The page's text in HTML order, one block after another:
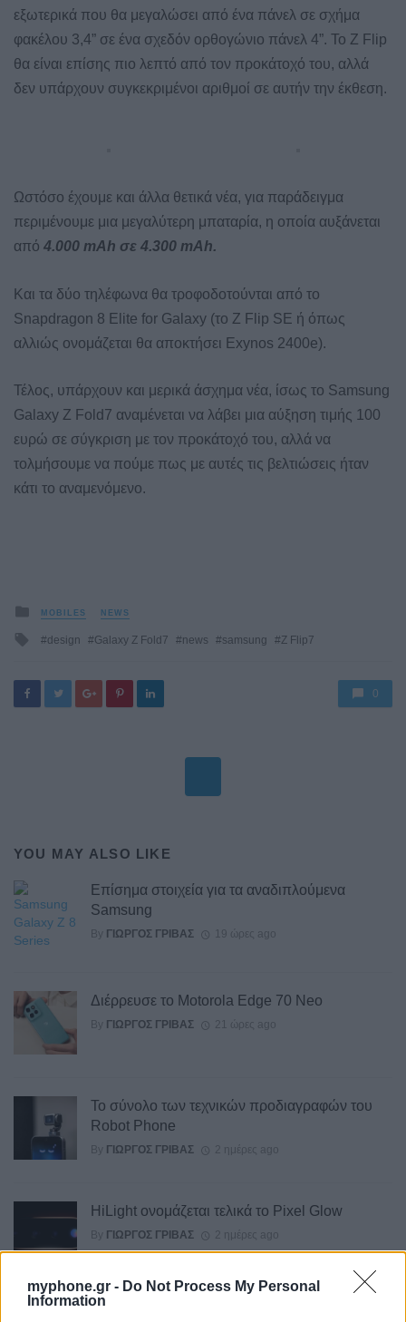
myphone.gr - Do Not Process My Personal
Information
εξωτερικά που θα μεγαλώσει από ένα πάνελ σε σχήμα
φακέλου 3,4” σε ένα σχεδόν ορθογώνιο πάνελ 4”. Το Z Flip
θα είναι επίσης πιο λεπτό από τον προκάτοχό του, αλλά
δεν υπάρχουν συγκεκριμένοι αριθμοί σε αυτήν την έκθεση.
Ωστόσο έχουμε και άλλα θετικά νέα, για παράδειγμα
περιμένουμε μια μεγαλύτερη μπαταρία, η οποία αυξάνεται
από 4.000 mAh σε 4.300 mAh.
Και τα δύο τηλέφωνα θα τροφοδοτούνται από το
Snapdragon 8 Elite for Galaxy (το Z Flip SE ή όπως
αλλιώς ονομάζεται θα αποκτήσει Exynos 2400e).
Τέλος, υπάρχουν και μερικά άσχημα νέα, ίσως το Samsung
Galaxy Z Fold7 αναμένεται να λάβει μια αύξηση τιμής 100
ευρώ σε σύγκριση με τον προκάτοχό του, αλλά να
τολμήσουμε να πούμε πως με αυτές τις βελτιώσεις ήταν
κάτι το αναμενόμενο.
Posted
MOBILES NEWS
Tagged
design Galaxy Z Fold7 news samsung Z Flip7
0
YOU MAY ALSO LIKE
Επίσημα στοιχεία για τα αναδιπλούμενα
Samsung
By ΓΙΏΡΓΟΣ ΓΡΊΒΑΣ 19 ώρες ago
Διέρρευσε το Motorola Edge 70 Neo
By ΓΙΏΡΓΟΣ ΓΡΊΒΑΣ 21 ώρες ago
Το σύνολο των τεχνικών προδιαγραφών του
Robot Phone
By ΓΙΏΡΓΟΣ ΓΡΊΒΑΣ 2 ημέρες ago
HiLight ονομάζεται τελικά το Pixel Glow
By ΓΙΏΡΓΟΣ ΓΡΊΒΑΣ 2 ημέρες ago